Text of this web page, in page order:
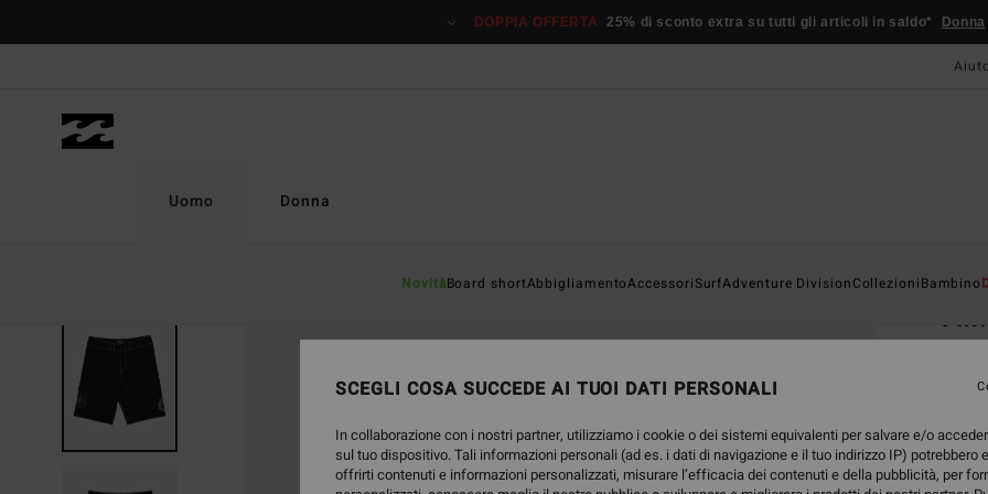
prodotto
DOPPIA OFFERTA 25% di sconto extra su tutti gli articoli in saldo* Donna
Uomo
NovitàBoard shortAbbigliamentoAccessoriSurfAdventure DivisionCollezioniBambino
Donna
SCEGLI COSA SUCCEDE AI TUOI DATI PERSONALI
In collaborazione con i nostri partner, utilizziamo i cookie o dei sistemi equivalenti per salvare e/o
sul tuo dispositivo. Tali informazioni personali (ad es. i dati di navigazione e il tuo indirizzo IP) potrebbero
offrirti contenuti e informazioni personalizzati, misurare l’efficacia dei contenuti e della pubblicità, per